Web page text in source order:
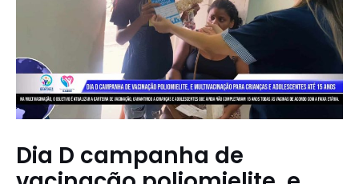
Dia D campanha de